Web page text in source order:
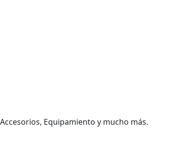
Equipamiento y mucho más.